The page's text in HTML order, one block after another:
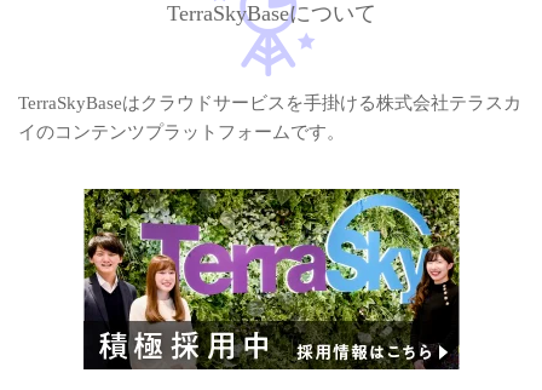
TerraSkyBaseについて
TerraSkyBaseはクラウドサービスを手掛ける株式会社テラスカ
イのコンテンツプラットフォームです。